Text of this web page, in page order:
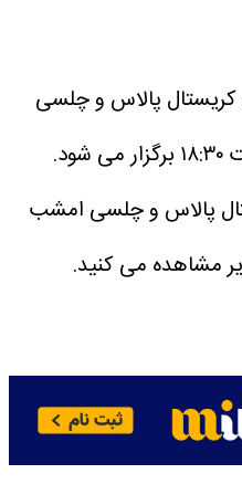
کریستال پالاس و چلسی
پالاس و چلسی امشب